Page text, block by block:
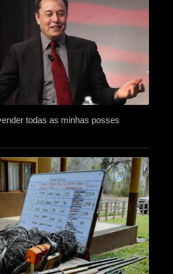
todas as minhas posses